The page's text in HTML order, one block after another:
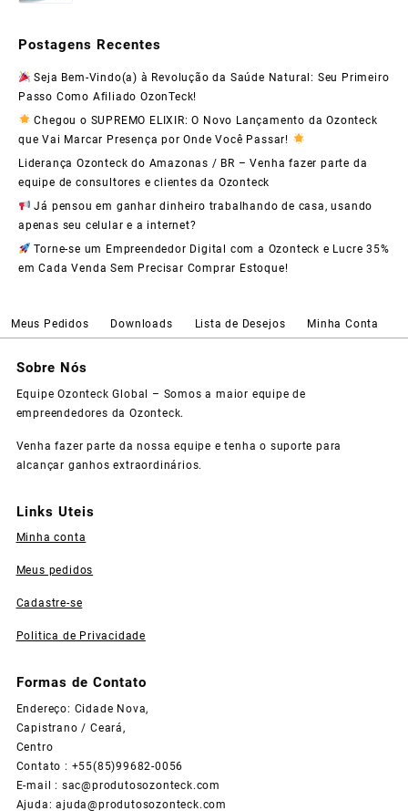
Postagens Recentes
Seja Bem-Vindo(a) à Revolução da Saúde Natural: Seu Primeiro
Passo Como Afiliado OzonTeck!
Chegou o SUPREMO ELIXIR: O Novo Lançamento da Ozonteck
que Vai Marcar Presença por Onde Você Passar!
Liderança Ozonteck do Amazonas / BR – Venha fazer parte da
equipe de consultores e clientes da Ozonteck
Já pensou em ganhar dinheiro trabalhando de casa, usando
apenas seu celular e a internet?
Torne-se um Empreendedor Digital com a Ozonteck e Lucre 35%
em Cada Venda Sem Precisar Comprar Estoque!
Meus Pedidos Downloads Lista de Desejos Minha Conta
Sobre Nós
Equipe Ozonteck Global – Somos a maior equipe de
empreendedores da Ozonteck.
Venha fazer parte da nossa equipe e tenha o suporte para
alcançar ganhos extraordinários.
Links Uteis
Minha conta
Meus pedidos
Cadastre-se
Politica de Privacidade
Formas de Contato
Endereço: Cidade Nova,
Capistrano / Ceará,
Centro
Contato : +55(85)99682-0056
E-mail : sac@produtosozonteck.com
Ajuda:ajuda@produtosozonteck.com